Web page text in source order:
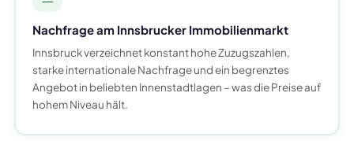
Nachfrage am Innsbrucker Immobilienmarkt
Innsbruck verzeichnet konstant hohe Zuzugszahlen,
starke internationale Nachfrage und ein begrenztes
Angebot in beliebten Innenstadtlagen – was die Preise auf
hohem Niveau hält.